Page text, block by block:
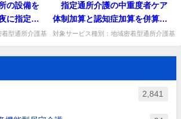
（通所サービ
...
か。引き続き短期入所を利用する場合は算
定不可（緊急利用等は例外）...
の設備を
に指定通
を提供す
平成27年
導入され
ていなか
あるか。
型通所介護基
...
指定通所介護の中重度者ケア
体制加算と認知症加算を併算定
する場合、認知症介護に係る研
修を修了している看護職員１人
を、指定通所介護を行う時間帯
護職員１人の配置でそれぞれの
対象サービス種別：地域密着型通所介護基
2,841